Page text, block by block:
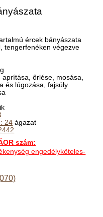
ércek bányászata
tengerfenéken végezve
őrlése, mosása,
és lúgozása, fajsúly
24 ágazat
szám:
engedélyköteles-